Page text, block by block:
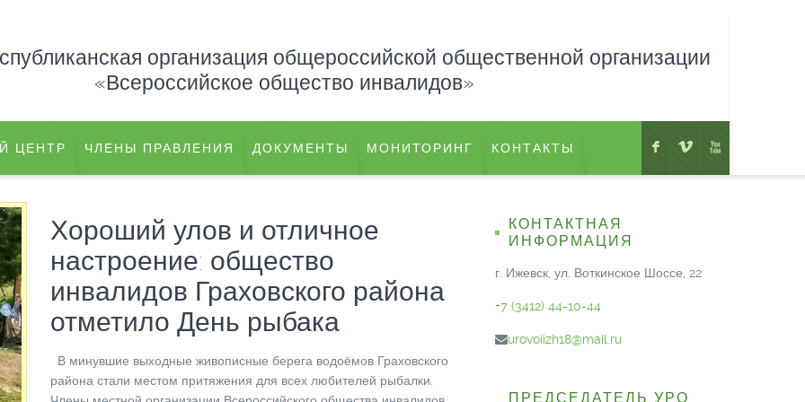
F V X
организация общероссийской общественной организации
«Всероссийское общество инвалидов»
ЦЕНТР ЧЛЕНЫ ПРАВЛЕНИЯ ДОКУМЕНТЫ МОНИТОРИНГ КОНТАКТЫ
Хороший улов и отличное
настроение: общество
инвалидов Граховского района
отметило День рыбака
В минувшие выходные живописные берега водоёмов Граховского
района стали местом притяжения для всех любителей рыбалки.
КОНТАКТНАЯ
ИНФОРМАЦИЯ
г. Ижевск, ул. Воткинское Шоссе, 22
+7 (3412) 44-10-44
urovoiizh18@mail.ru
ПРЕДСЕДАТЕЛЬ УРО